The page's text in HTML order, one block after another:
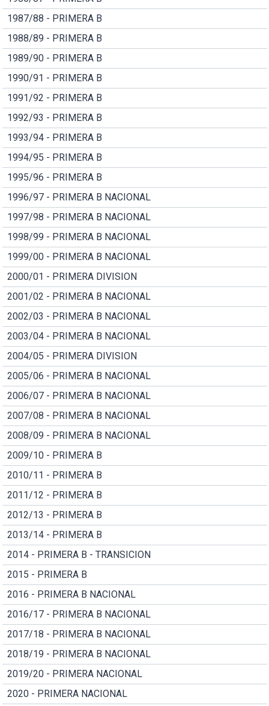
1987/88 - PRIMERA B
1988/89 - PRIMERA B
1989/90 - PRIMERA B
1990/91 - PRIMERA B
1991/92 - PRIMERA B
1992/93 - PRIMERA B
1993/94 - PRIMERA B
1994/95 - PRIMERA B
1995/96 - PRIMERA B
1996/97 - PRIMERA B NACIONAL
1997/98 - PRIMERA B NACIONAL
1998/99 - PRIMERA B NACIONAL
1999/00 - PRIMERA B NACIONAL
2000/01 - PRIMERA DIVISION
2001/02 - PRIMERA B NACIONAL
2002/03 - PRIMERA B NACIONAL
2003/04 - PRIMERA B NACIONAL
2004/05 - PRIMERA DIVISION
2005/06 - PRIMERA B NACIONAL
2006/07 - PRIMERA B NACIONAL
2007/08 - PRIMERA B NACIONAL
2008/09 - PRIMERA B NACIONAL
2009/10 - PRIMERA B
2010/11 - PRIMERA B
2011/12 - PRIMERA B
2012/13 - PRIMERA B
2013/14 - PRIMERA B
2014 - PRIMERA B - TRANSICION
2015 - PRIMERA B
2016 - PRIMERA B NACIONAL
2016/17 - PRIMERA B NACIONAL
2017/18 - PRIMERA B NACIONAL
2018/19 - PRIMERA B NACIONAL
2019/20 - PRIMERA NACIONAL
2020 - PRIMERA NACIONAL